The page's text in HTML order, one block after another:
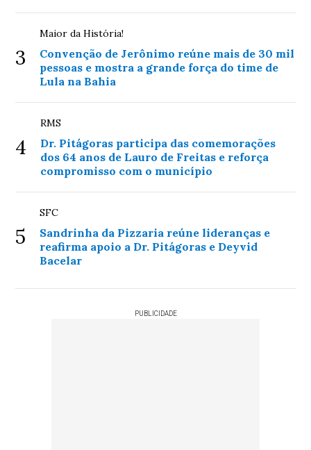
3
Maior da História!
Convenção de Jerônimo reúne mais de 30 mil
pessoas e mostra a grande força do time de
Lula na Bahia
4
RMS
Dr. Pitágoras participa das comemorações
dos 64 anos de Lauro de Freitas e reforça
compromisso com o município
5
SFC
Sandrinha da Pizzaria reúne lideranças e
reafirma apoio a Dr. Pitágoras e Deyvid
Bacelar
PUBLICIDADE